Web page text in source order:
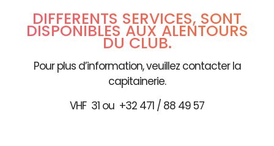
DIFFÉRENTS SERVICES, SONT
DISPONIBLES AUX ALENTOURS
DU CLUB.
Pour plus d’information, veuillez contacter la
capitainerie.
VHF 31 ou +32 471 / 88 49 57